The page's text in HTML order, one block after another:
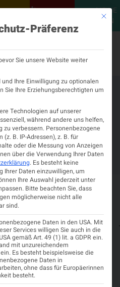
KONTAKT
MEINE
ÖGN
der Jungen
ÖGKJ –
19:00
–
20:30
Virtuelle
Veranstaltung
Registrierung
Neuropädiatrie der
Mit
Präferenz
Sie unsere Website weiter
Ihre Einwilligung zu optionalen
Sie Ihre Erziehungsberechtigten um
Technologien auf unserer
während andere uns helfen,
zu verbessern. Personenbezogene
B. IP-Adressen), z. B. für
oder die Messung von Anzeigen
über die Verwendung Ihrer Daten
. Es besteht keine
Ihrer Daten einzuwilligen, um
Ihre Auswahl jederzeit unter
Bitte beachten Sie, dass
möglicherweise nicht alle
sind.
Daten in den USA. Mit
Services willigen Sie auch in die
gemäß Art. 49 (1) lit. a GDPR ein.
mit unzureichendem
Es besteht beispielsweise die
Daten in
ohne dass für Europäerinnen
besteht.